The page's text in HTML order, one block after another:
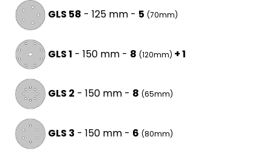
GLS 58 - 125 mm - 5 (70mm)
GLS 1 - 150 mm - 8 (120mm) + 1
GLS 2 - 150 mm - 8 (65mm)
GLS 3 - 150 mm - 6 (80mm)